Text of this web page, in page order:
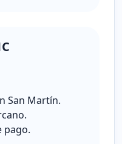
San Martín.
pago.